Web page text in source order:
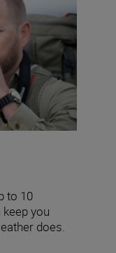
to 10
you
does.